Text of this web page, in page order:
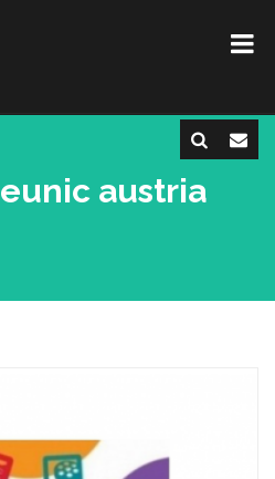
austria